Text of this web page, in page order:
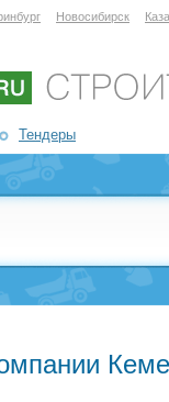
Новосибирск
Тендеры